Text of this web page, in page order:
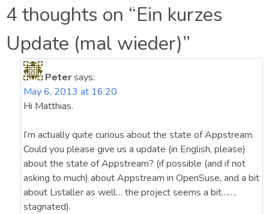
navigation
4 thoughts on “Ein kurzes
Update (mal wieder)”
Petersays:
May 6, 2013 at 16:20
Hi Matthias.
I’m actually quite curious about the state of Appstream.
Could you please give us a update (in English, please)
about the state of Appstream? (if possible (and if not
asking to much) about Appstream in OpenSuse, and a bit
about Listaller as well… the project seems a bit…….
stagnated).